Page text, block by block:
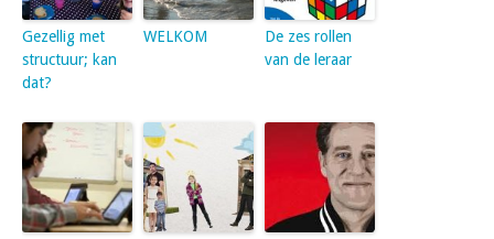
Gezellig met
structuur; kan
dat?
WELKOM
De zes rollen
van de leraar